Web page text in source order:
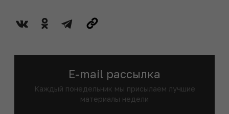
E-mail рассылка
Каждый понедельник мы присылаем лучшие
материалы недели